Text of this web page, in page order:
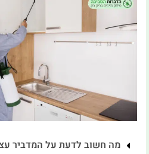
מה חשוב לדעת על המדביר